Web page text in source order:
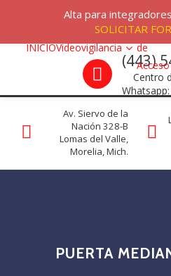
INICIOVideovigilancia
Control
de
Acceso
Skip to navigation
VRC programs
La seguridad de su empresa es nuestro
Call
(443)
Centro
Av. Siervo de la
Nación 328-B
Lomas del Valle,
Morelia, Mich.
PUERTA
Alta para
SOLICITAR